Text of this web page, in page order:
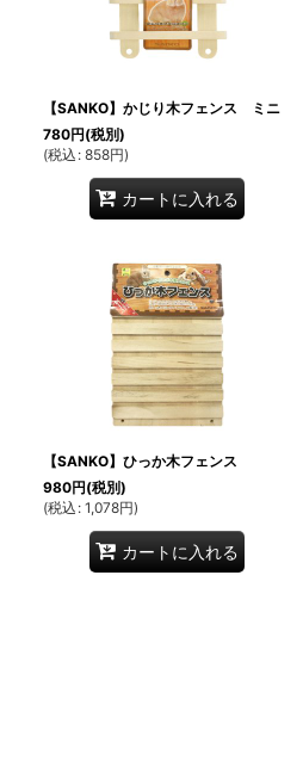
【SANKO】かじり木フェンス ミニ
780円(税別)
(税込 : 858円)
カートに入れる
【SANKO】ひっか木フェンス
980円(税別)
(税込 : 1,078円)
カートに入れる